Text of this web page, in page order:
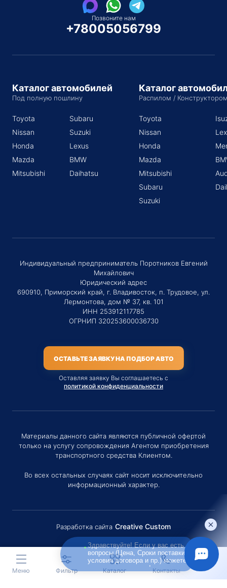
Позвоните нам
+78005056799
Каталог автомобилей
Под полную пошлину
Toyota
Nissan
Honda
Mazda
Mitsubishi
Subaru
Suzuki
Lexus
BMW
Daihatsu
Каталог
Распилом /
Toyota
Nissan
Honda
Mazda
Mitsubishi
Subaru
Suzuki
Индивидуальный предприниматель Поротников Евгений
Михайлович
Юридический адрес
690910, Приморский край, г. Владивосток, п. Трудовое, ул.
Лермонтова, дом № 37, кв. 101
ИНН 253912117785
ОГРНИП 320253600036730
ОСТАВЬТЕ ЗАЯВКУ НА ПОДБОР АВТО
Оставляя заявку Вы соглашаетесь с
политикой конфиденциальности
Материалы данного сайта являются публичной офертой
только на услугу сопровождения Агентом приобретения
транспортного средства Клиентом.
Во всех остальных случаях сайт носит исключительно
информационный характер.
Разработка сайта Creative Custom
Меню Фильтр Каталог Контакты
Здравствуйте! Если у вас есть
вопросы (Цена, Сроки поставки,
условия договора и пр.) можете
задать их мне в чат!